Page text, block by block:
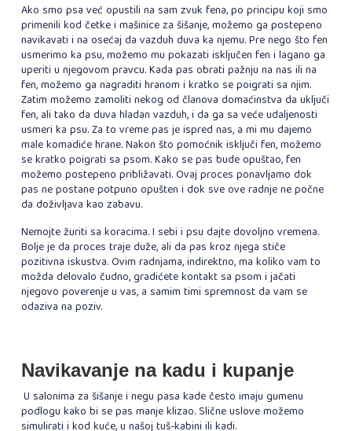
Ako smo psa već opustili na sam zvuk fena, po principu koji smo
primenili kod četke i mašinice za šišanje, možemo ga postepeno
navikavati i na osećaj da vazduh duva ka njemu. Pre nego što fen
usmerimo ka psu, možemo mu pokazati isključen fen i lagano ga
uperiti u njegovom pravcu. Kada pas obrati pažnju na nas ili na
fen, možemo ga nagraditi hranom i kratko se poigrati sa njim.
Zatim možemo zamoliti nekog od članova domaćinstva da uključi
fen, ali tako da duva hladan vazduh, i da ga sa veće udaljenosti
usmeri ka psu. Za to vreme pas je ispred nas, a mi mu dajemo
male komadiće hrane. Nakon što pomoćnik isključi fen, možemo
se kratko poigrati sa psom. Kako se pas bude opuštao, fen
možemo postepeno približavati. Ovaj proces ponavljamo dok
pas ne postane potpuno opušten i dok sve ove radnje ne počne
da doživljava kao zabavu.
Nemojte žuriti sa koracima. I sebi i psu dajte dovoljno vremena.
Bolje je da proces traje duže, ali da pas kroz njega stiče
pozitivna iskustva. Ovim radnjama, indirektno, ma koliko vam to
možda delovalo čudno, gradićete kontakt sa psom i jačati
njegovo poverenje u vas, a samim timi spremnost da vam se
odaziva na poziv.
Navikavanje na kadu i kupanje
U salonima za šišanje i negu pasa kade često imaju gumenu
podlogu kako bi se pas manje klizao. Slične uslove možemo
simulirati i kod kuće, u našoj tuš-kabini ili kadi.